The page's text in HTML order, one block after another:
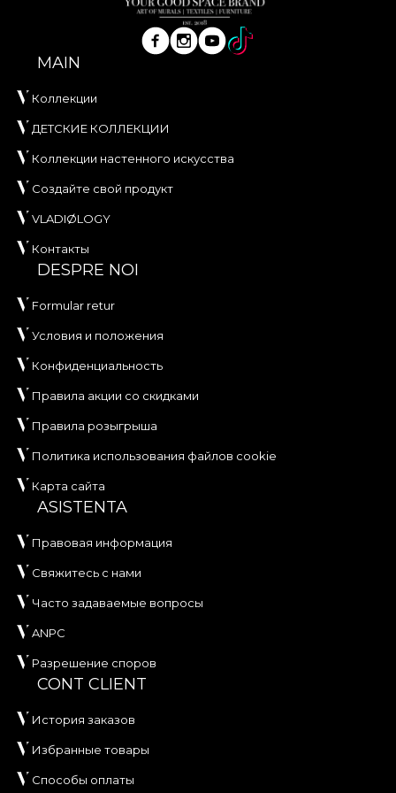
MAIN
Коллекции
ДЕТСКИЕ КОЛЛЕКЦИИ
Коллекции настенного искусства
Создайте свой продукт
VLADIØLOGY
Контакты
DESPRE NOI
Formular retur
Условия и положения
Конфиденциальность
Правила акции со скидками
Правила розыгрыша
Политика использования файлов cookie
Карта сайта
ASISTENTA
Правовая информация
Свяжитесь с нами
Часто задаваемые вопросы
ANPC
Разрешение споров
CONT CLIENT
История заказов
Избранные товары
Способы оплаты